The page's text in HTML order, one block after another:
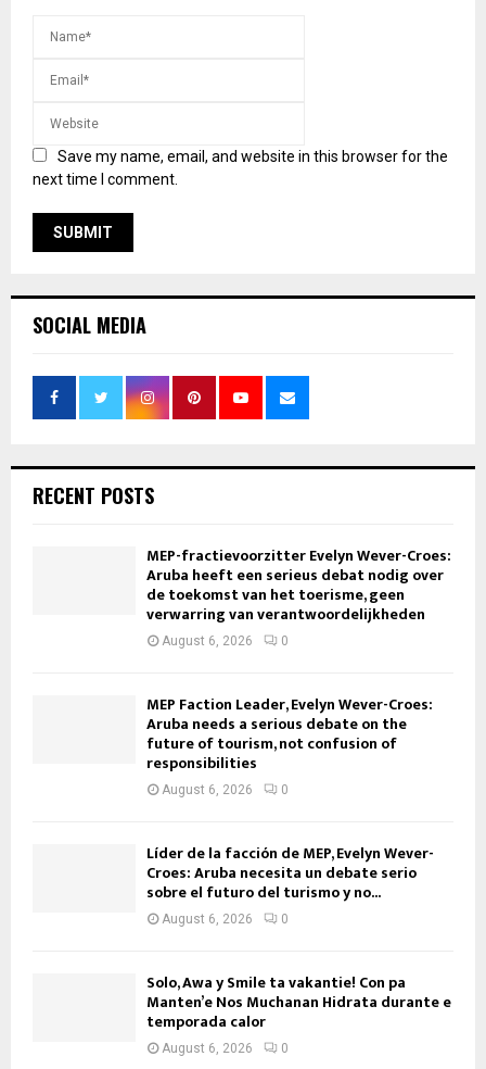
Save my name, email, and website in this browser for the
next time I comment.
SOCIAL MEDIA
RECENT POSTS
MEP-fractievoorzitter Evelyn Wever-Croes:
Aruba heeft een serieus debat nodig over
de toekomst van het toerisme, geen
verwarring van verantwoordelijkheden
August 6, 2026 0
MEP Faction Leader, Evelyn Wever-Croes:
Aruba needs a serious debate on the
future of tourism, not confusion of
responsibilities
August 6, 2026 0
Líder de la facción de MEP, Evelyn Wever-
Croes: Aruba necesita un debate serio
sobre el futuro del turismo y no...
August 6, 2026 0
Solo, Awa y Smile ta vakantie! Con pa
Manten’e Nos Muchanan Hidrata durante e
temporada calor
August 6, 2026 0